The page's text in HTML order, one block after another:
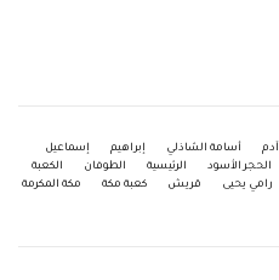
آدم أسامة الشاذلي إبراهيم
إسماعيل
الحجر الأسود الرئيسية الطوفان
الكعبة
رامي يحيى قريش كعبة مكة
مكة المكرمة